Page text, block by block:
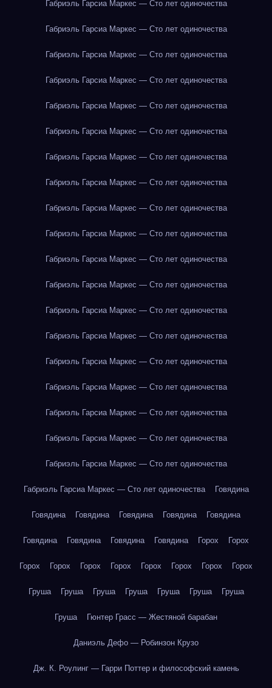
Габриэль Гарсиа Маркес — Сто лет одиночества
Габриэль Гарсиа Маркес — Сто лет одиночества
Габриэль Гарсиа Маркес — Сто лет одиночества
Габриэль Гарсиа Маркес — Сто лет одиночества
Габриэль Гарсиа Маркес — Сто лет одиночества
Габриэль Гарсиа Маркес — Сто лет одиночества
Габриэль Гарсиа Маркес — Сто лет одиночества
Габриэль Гарсиа Маркес — Сто лет одиночества
Габриэль Гарсиа Маркес — Сто лет одиночества
Габриэль Гарсиа Маркес — Сто лет одиночества
Габриэль Гарсиа Маркес — Сто лет одиночества
Габриэль Гарсиа Маркес — Сто лет одиночества
Габриэль Гарсиа Маркес — Сто лет одиночества
Габриэль Гарсиа Маркес — Сто лет одиночества
Габриэль Гарсиа Маркес — Сто лет одиночества
Габриэль Гарсиа Маркес — Сто лет одиночества
Габриэль Гарсиа Маркес — Сто лет одиночества
Габриэль Гарсиа Маркес — Сто лет одиночества
Габриэль Гарсиа Маркес — Сто лет одиночества
Габриэль Гарсиа Маркес — Сто лет одиночества Говядина
Говядина Говядина Говядина Говядина Говядина
Говядина Говядина Говядина Говядина Горох Горох
Горох Горох Горох Горох Горох Горох Горох Горох
Груша Груша Груша Груша Груша Груша Груша
Груша Гюнтер Грасс — Жестяной барабан
Даниэль Дефо — Робинзон Крузо
Дж. К. Роулинг — Гарри Поттер и философский камень